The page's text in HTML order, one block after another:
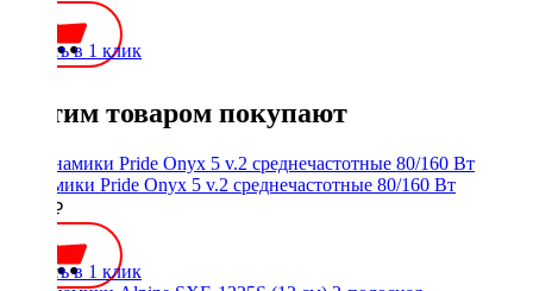
Купить в 1 клик
С этим товаром покупают
Динамики Pride Onyx 5 v.2 среднечастотные 80/160 Вт
3350 ₽
Купить в 1 клик